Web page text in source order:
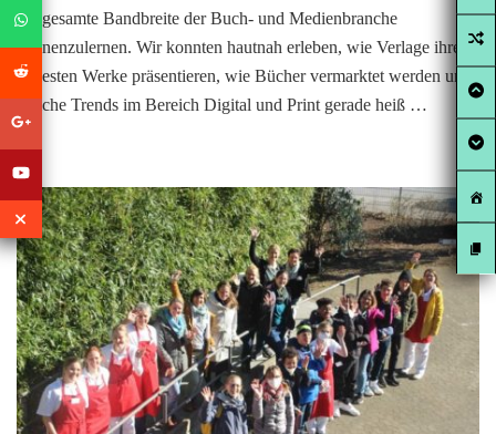
die gesamte Bandbreite der Buch- und Medienbranche
kennenzulernen. Wir konnten hautnah erleben, wie Verlage ihre
neuesten Werke präsentieren, wie Bücher vermarktet werden und
welche Trends im Bereich Digital und Print gerade heiß …